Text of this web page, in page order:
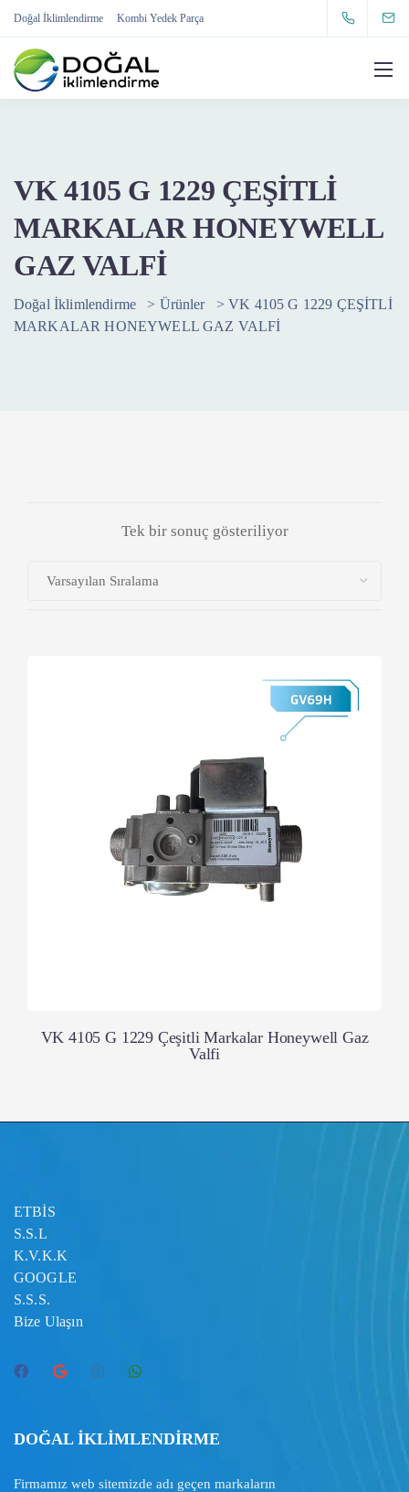
Doğal İklimlendirme Kombi Yedek Parça
VK 4105 G 1229 ÇEŞİTLİ
MARKALAR HONEYWELL
GAZ VALFİ
Doğal İklimlendirme > Ürünler >VK 4105 G 1229 ÇEŞİTLİ
MARKALAR HONEYWELL GAZ VALFİ
Tek bir sonuç gösteriliyor
VK 4105 G 1229 Çeşitli Markalar Honeywell Gaz
Valfi
ETBİS
S.S.L
K.V.K.K
GOOGLE
S.S.S.
Bize Ulaşın
DOĞAL İKLİMLENDİRME
Firmamız web sitemizde adı geçen markaların